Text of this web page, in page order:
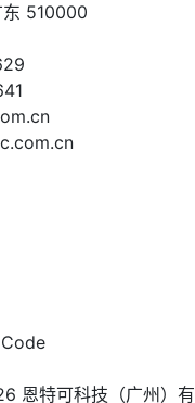
东 510000
恩特可科技（广州）